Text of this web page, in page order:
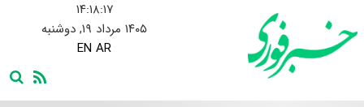
۱۴:۱۸:۱۸
۱۴۰۵ مرداد ۱۹, دوشنبه
EN AR